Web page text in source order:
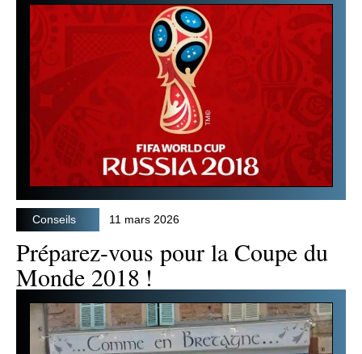
Conseils 11 mars 2026
Préparez-vous pour la Coupe du
Monde 2018 !